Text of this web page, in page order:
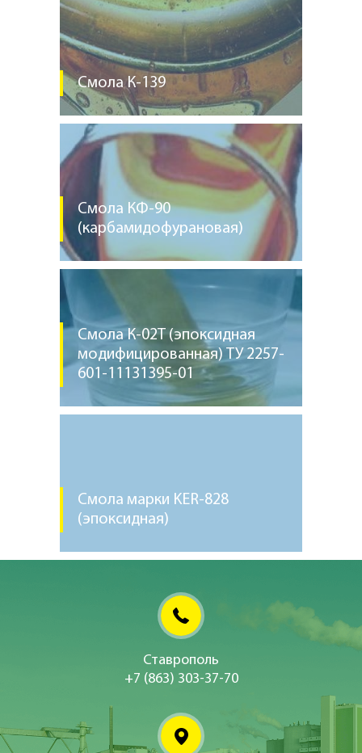
Смола К-139
Смола КФ-90
(карбамидофурановая)
Смола К-02Т (эпоксидная
модифицированная) ТУ 2257-
601-11131395-01
Смола марки KER-828
(эпоксидная)
Ставрополь
+7 (863) 303-37-70